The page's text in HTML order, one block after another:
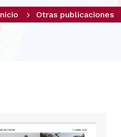
Otras publicaciones